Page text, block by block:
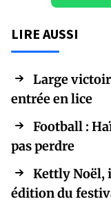
LIRE AUSSI
Large
entrée en lice
Football :
pas perdre
Kettly Noël,
édition du